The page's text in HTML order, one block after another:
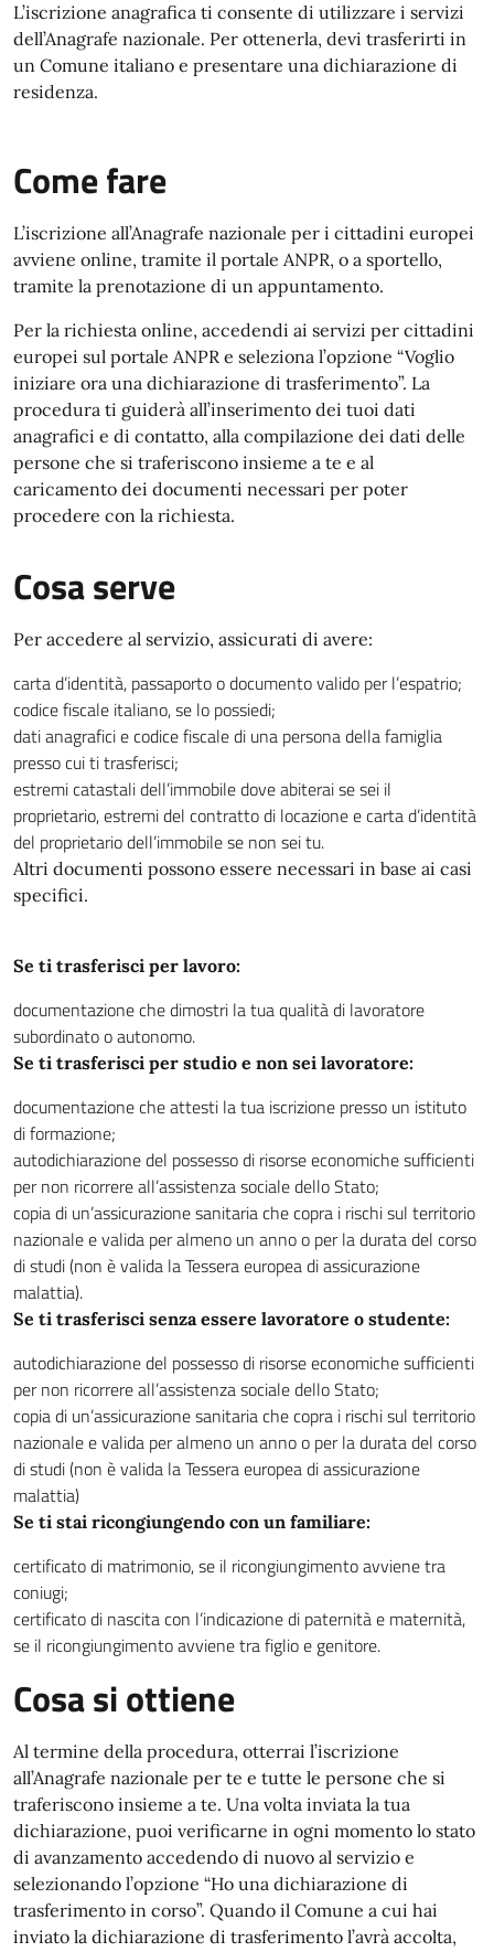
L’iscrizione anagrafica ti consente di utilizzare i servizi
dell’Anagrafe nazionale. Per ottenerla, devi trasferirti in
un Comune italiano e presentare una dichiarazione di
residenza.
Come fare
L’iscrizione all’Anagrafe nazionale per i cittadini europei
avviene online, tramite il portale ANPR, o a sportello,
tramite la prenotazione di un appuntamento.
Per la richiesta online, accedendi ai servizi per cittadini
europei sul portale ANPR e seleziona l’opzione “Voglio
iniziare ora una dichiarazione di trasferimento”. La
procedura ti guiderà all’inserimento dei tuoi dati
anagrafici e di contatto, alla compilazione dei dati delle
persone che si traferiscono insieme a te e al
caricamento dei documenti necessari per poter
procedere con la richiesta.
Cosa serve
Per accedere al servizio, assicurati di avere:
carta d’identità, passaporto o documento valido per l’espatrio;
codice fiscale italiano, se lo possiedi;
dati anagrafici e codice fiscale di una persona della famiglia
presso cui ti trasferisci;
estremi catastali dell’immobile dove abiterai se sei il
proprietario, estremi del contratto di locazione e carta d’identità
del proprietario dell’immobile se non sei tu.
Altri documenti possono essere necessari in base ai casi
specifici.
Se ti trasferisci per lavoro:
documentazione che dimostri la tua qualità di lavoratore
subordinato o autonomo.
Se ti trasferisci per studio e non sei lavoratore:
documentazione che attesti la tua iscrizione presso un istituto
di formazione;
autodichiarazione del possesso di risorse economiche sufficienti
per non ricorrere all’assistenza sociale dello Stato;
copia di un’assicurazione sanitaria che copra i rischi sul territorio
nazionale e valida per almeno un anno o per la durata del corso
di studi (non è valida la Tessera europea di assicurazione
malattia).
Se ti trasferisci senza essere lavoratore o studente:
autodichiarazione del possesso di risorse economiche sufficienti
per non ricorrere all’assistenza sociale dello Stato;
copia di un’assicurazione sanitaria che copra i rischi sul territorio
nazionale e valida per almeno un anno o per la durata del corso
di studi (non è valida la Tessera europea di assicurazione
malattia)
Se ti stai ricongiungendo con un familiare:
certificato di matrimonio, se il ricongiungimento avviene tra
coniugi;
certificato di nascita con l’indicazione di paternità e maternità,
se il ricongiungimento avviene tra figlio e genitore.
Cosa si ottiene
Al termine della procedura, otterrai l’iscrizione
all’Anagrafe nazionale per te e tutte le persone che si
traferiscono insieme a te. Una volta inviata la tua
dichiarazione, puoi verificarne in ogni momento lo stato
di avanzamento accedendo di nuovo al servizio e
selezionando l’opzione “Ho una dichiarazione di
trasferimento in corso”. Quando il Comune a cui hai
inviato la dichiarazione di trasferimento l’avrà accolta,